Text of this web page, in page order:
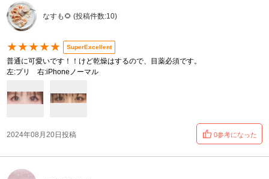
なすも🌻 (投稿件数:10)
★★★★★ SuperExcellent
普通に可愛いです！！けど乾燥はするので、目薬必須です。
左:プリ 右:iPhoneノーマル
2024年08月20日投稿 0参考になった